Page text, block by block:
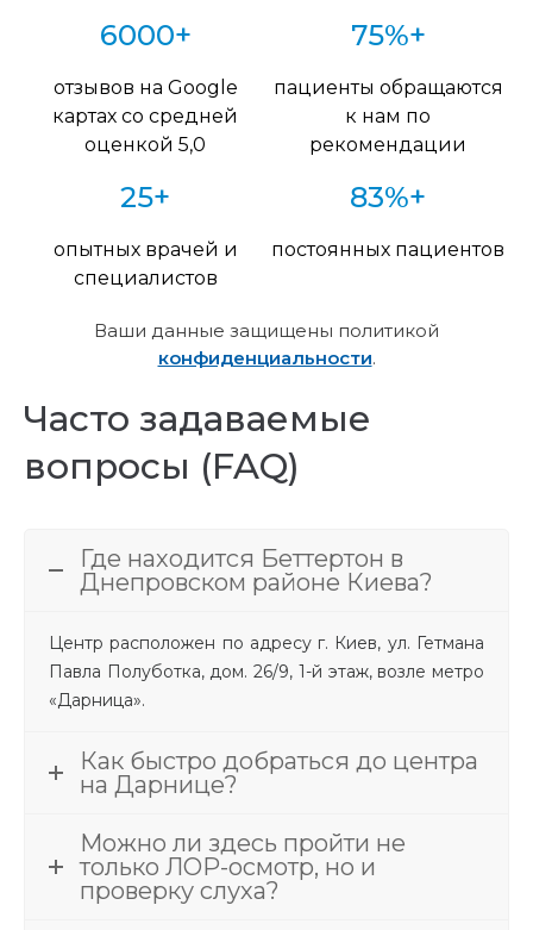
6000+
отзывов на Google
картах со средней
оценкой 5,0
75%+
пациенты обращаются
к нам по
рекомендации
25+
опытных врачей и
специалистов
83%+
постоянных пациентов
Ваши данные защищены политикой
конфиденциальности.
Часто задаваемые
вопросы (FAQ)
Где находится Беттертон в
Днепровском районе Киева?
Центр расположен по адресу г. Киев, ул. Гетмана
Павла Полуботка, дом. 26/9, 1-й этаж, возле метро
«Дарница».
Как быстро добраться до центра
на Дарнице?
Можно ли здесь пройти не
только ЛОР-осмотр, но и
проверку слуха?